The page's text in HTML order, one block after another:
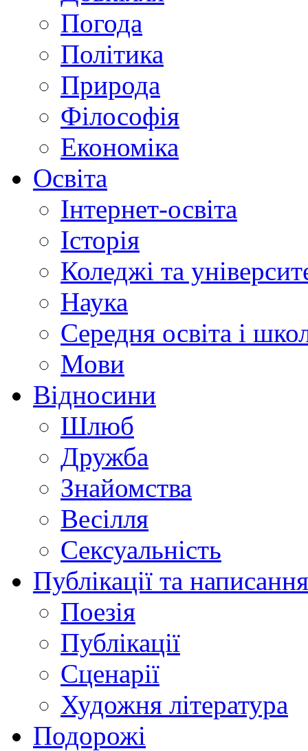
Погода
Політика
Природа
Філософія
Економіка
Освіта
Інтернет-освіта
Історія
Коледжі та
Наука
Середня освіта і
Мови
Відносини
Шлюб
Дружба
Знайомства
Весілля
Сексуальність
Публікації та
Поезія
Публікації
Сценарії
Художня література
Подорожі